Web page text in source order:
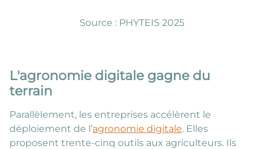
Source : PHYTEIS 2025
L'agronomie digitale gagne du
terrain
Parallèlement, les entreprises accélèrent le
déploiement de l’agronomie digitale. Elles
proposent trente-cinq outils aux agriculteurs. Ils